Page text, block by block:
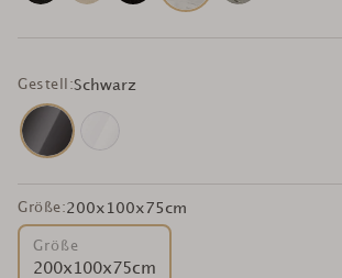
Gestell:Schwarz
Größe:200x100x75cm
Größe
200x100x75cm